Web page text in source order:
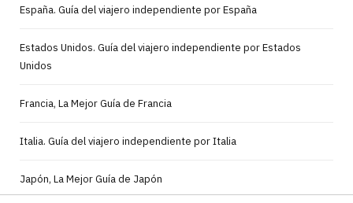
España. Guía del viajero independiente por España
Estados Unidos. Guía del viajero independiente por Estados
Unidos
Francia, La Mejor Guía de Francia
Italia. Guía del viajero independiente por Italia
Japón, La Mejor Guía de Japón